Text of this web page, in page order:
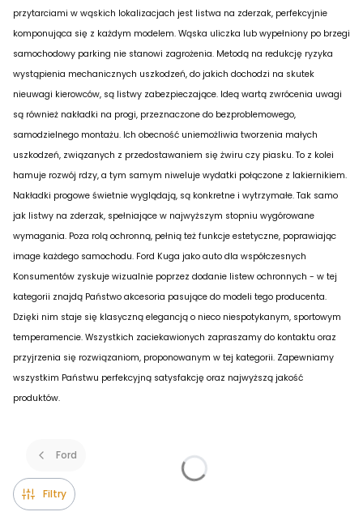
przytarciami w wąskich lokalizacjach jest listwa na zderzak, perfekcyjnie
komponująca się z każdym modelem. Wąska uliczka lub wypełniony po brzegi
samochodowy parking nie stanowi zagrożenia. Metodą na redukcję ryzyka
wystąpienia mechanicznych uszkodzeń, do jakich dochodzi na skutek
nieuwagi kierowców, są listwy zabezpieczające. Ideą wartą zwrócenia uwagi
są również nakładki na progi, przeznaczone do bezproblemowego,
samodzielnego montażu. Ich obecność uniemożliwia tworzenia małych
uszkodzeń, związanych z przedostawaniem się żwiru czy piasku. To z kolei
hamuje rozwój rdzy, a tym samym niweluje wydatki połączone z lakiernikiem.
Nakładki progowe świetnie wyglądają, są konkretne i wytrzymałe. Tak samo
jak listwy na zderzak, spełniające w najwyższym stopniu wygórowane
wymagania. Poza rolą ochronną, pełnią też funkcje estetyczne, poprawiając
image każdego samochodu. Ford Kuga jako auto dla współczesnych
Konsumentów zyskuje wizualnie poprzez dodanie listew ochronnych - w tej
kategorii znajdą Państwo akcesoria pasujące do modeli tego producenta.
Dzięki nim staje się klasyczną elegancją o nieco niespotykanym, sportowym
temperamencie. Wszystkich zaciekawionych zapraszamy do kontaktu oraz
przyjrzenia się rozwiązaniom, proponowanym w tej kategorii. Zapewniamy
wszystkim Państwu perfekcyjną satysfakcję oraz najwyższą jakość
produktów.
Ford
Filtry